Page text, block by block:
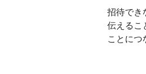
招待でき
伝えるこ
ことにつ